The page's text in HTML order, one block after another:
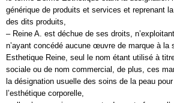
générique de produits et services et reprenant
des dits produits,
– Reine A. est déchue de ses droits,
n’ayant concédé aucune œuvre de marque à la
Esthetique Reine, seul le nom étant utilisé à
sociale ou de nom commercial, de plus, ces
la désignation usuelle des soins de la peau
l’esthétique corporelle,